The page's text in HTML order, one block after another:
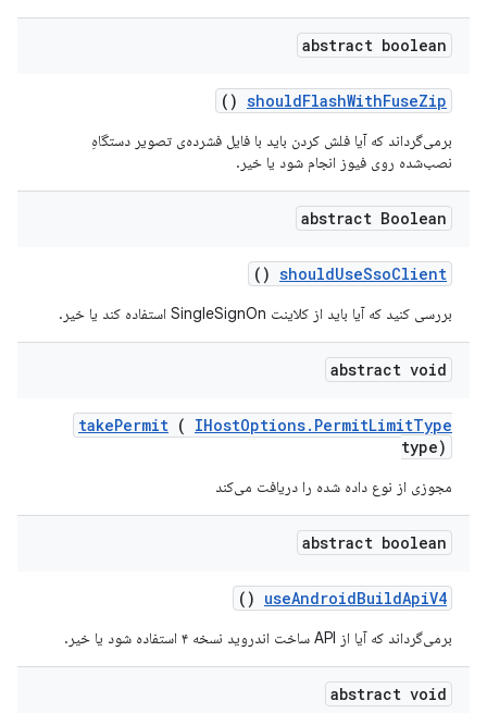
abstract boolean
shouldFlashWithFuseZip
()
برمی‌گرداند که آیا فلش کردن باید با فایل فشرده‌ی تصویر دستگاهِ
نصب‌شده روی فیوز انجام شود یا خیر.
abstract Boolean
shouldUseSsoClient
()
بررسی کنید که آیا باید از کلاینت SingleSignOn استفاده کند یا خیر.
abstract void
takePermit ( IHostOptions. PermitLimitType
type)
مجوزی از نوع داده شده را دریافت می‌کند
abstract boolean
useAndroidBuildApiV4
()
برمی‌گرداند که آیا از API ساخت اندروید نسخه ۴ استفاده شود یا خیر.
abstract void